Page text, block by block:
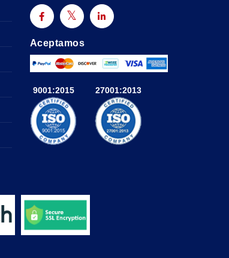
Aceptamos
9001:2015 27001:2013